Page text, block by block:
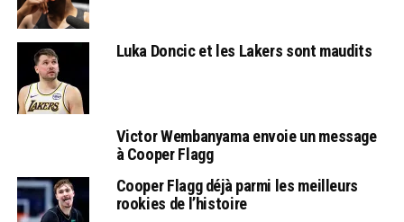
Luka Doncic et les Lakers sont maudits
Victor Wembanyama envoie un message
à Cooper Flagg
Cooper Flagg déjà parmi les meilleurs
rookies de l’histoire